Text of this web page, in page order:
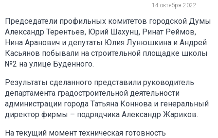
14 октября 2022
Председатели профильных комитетов городской Думы
Александр Терентьев, Юрий Шахунц, Ринат Реймов,
Нина Аранович и депутаты Юлия Лунюшкина и Андрей
Касьянов побывали на строительной площадке школы
№2 на улице Буденного.
Результаты сделанного представили руководитель
департамента градостроительной деятельности
администрации города Татьяна Коннова и генеральный
директор фирмы – подрядчика Александр Жариков.
На текущий момент техническая готовность